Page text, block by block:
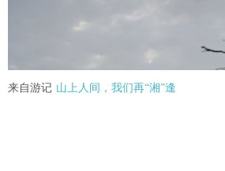
来自游记 山上人间，我们再“湘”逢